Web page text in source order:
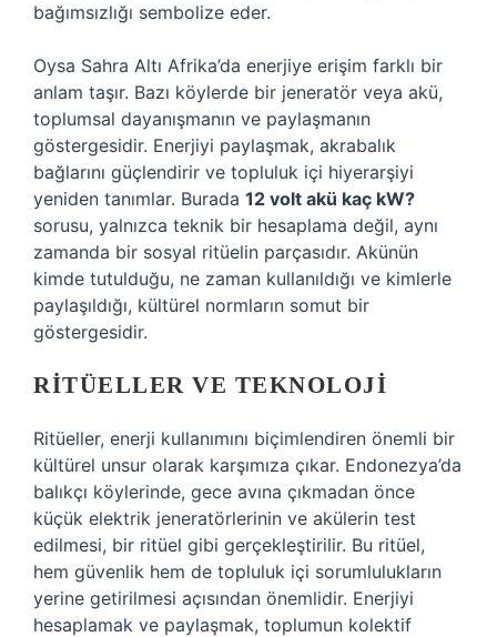
bağımsızlığı sembolize eder.
Oysa Sahra Altı Afrika’da enerjiye erişim farklı bir
anlam taşır. Bazı köylerde bir jeneratör veya akü,
toplumsal dayanışmanın ve paylaşmanın
göstergesidir. Enerjiyi paylaşmak, akrabalık
bağlarını güçlendirir ve topluluk içi hiyerarşiyi
yeniden tanımlar. Burada 12 volt akü kaç kW?
sorusu, yalnızca teknik bir hesaplama değil, aynı
zamanda bir sosyal ritüelin parçasıdır. Akünün
kimde tutulduğu, ne zaman kullanıldığı ve kimlerle
paylaşıldığı, kültürel normların somut bir
göstergesidir.
RITÜELLER VE TEKNOLOJI
Ritüeller, enerji kullanımını biçimlendiren önemli bir
kültürel unsur olarak karşımıza çıkar. Endonezya’da
balıkçı köylerinde, gece avına çıkmadan önce
küçük elektrik jeneratörlerinin ve akülerin test
edilmesi, bir ritüel gibi gerçekleştirilir. Bu ritüel,
hem güvenlik hem de topluluk içi sorumlulukların
yerine getirilmesi açısından önemlidir. Enerjiyi
hesaplamak ve paylaşmak, toplumun kolektif